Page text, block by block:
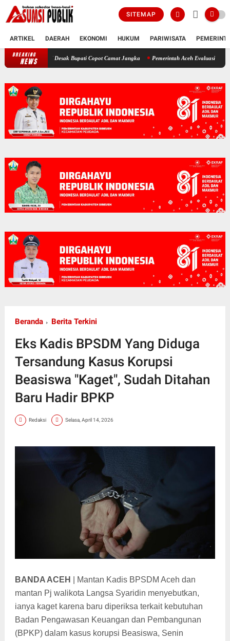
SITEMAP
ARTIKEL DAERAH EKONOMI HUKUM PARIWISATA
BREAKING
NEWS Polemik SKT Korban Bencana di Bireuen: Pimpinan DPRK Desak Bupati
Beranda Berita Terkini
Eks Kadis BPSDM Yang Diduga
Tersandung Kasus Korupsi
Beasiswa "Kaget", Sudah Ditahan
Baru Hadir BPKP
Redaksi Selasa, April 14, 2026
BANDA ACEH
| Mantan Kadis BPSDM Aceh dan
mantan Pj walikota Langsa Syaridin menyebutkan,
ianya kaget karena baru diperiksa terkait kebutuhan
Badan Pengawasan Keuangan dan Pembangunan
(BPKP) dalam kasus korupsi Beasiswa, Senin